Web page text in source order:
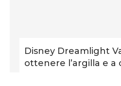
Disney Dreamlight
ottenere l’argilla e a